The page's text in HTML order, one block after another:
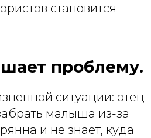
становится
проблему.
ситуации: отец
малыша из-за
и не знает, куда